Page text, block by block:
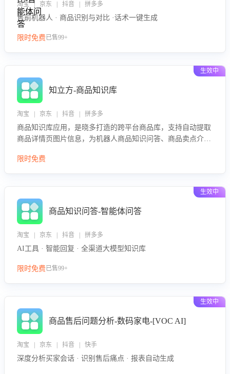
淘宝 | 京东 | 抖音 | 拼多多
售前机器人 · 商品识别与对比 ·话术一键生成
限时免费已售99+
生效中
知立方-商品知识库
淘宝 | 京东 | 抖音 | 拼多多
商品知识库应用，是晓多打造的跨平台商品库，支持自动提取
商品详情页图片信息，为机器人商品知识问答、商品卖点介绍
限时免费
生效中
商品知识问答-智能体问答
淘宝 | 京东 | 抖音 | 拼多多
AI工具 · 智能回复 · 全渠道大模型知识库
限时免费已售99+
生效中
商品售后问题分析-数码家电-[VOC AI]
淘宝 | 京东 | 抖音 | 快手
深度分析买家会话 · 识别售后痛点 · 报表自动生成